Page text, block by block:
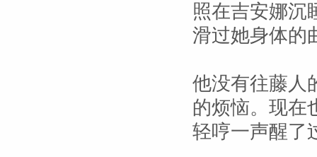
照在吉安娜沉
滑过她身体的
他没有往藤人
的烦恼。现在
轻哼一声醒了